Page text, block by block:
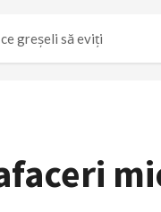
greșeli să eviți